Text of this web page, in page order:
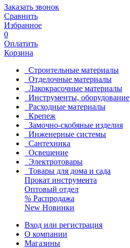
Заказать звонок
Сравнить
Избранное
0
Оплатить
Корзина
Строительные материалы
Отделочные материалы
Лакокрасочные материалы
Инструменты, оборудование
Расходные материалы
Крепеж
Замочно-скобяные изделия
Инженерные системы
Сантехника
Освещение
Электротовары
Товары для дома и сада
Прокат инструмента
Оптовый отдел
% Распродажа
New Новинки
Вход или регистрация
О компании
Магазины